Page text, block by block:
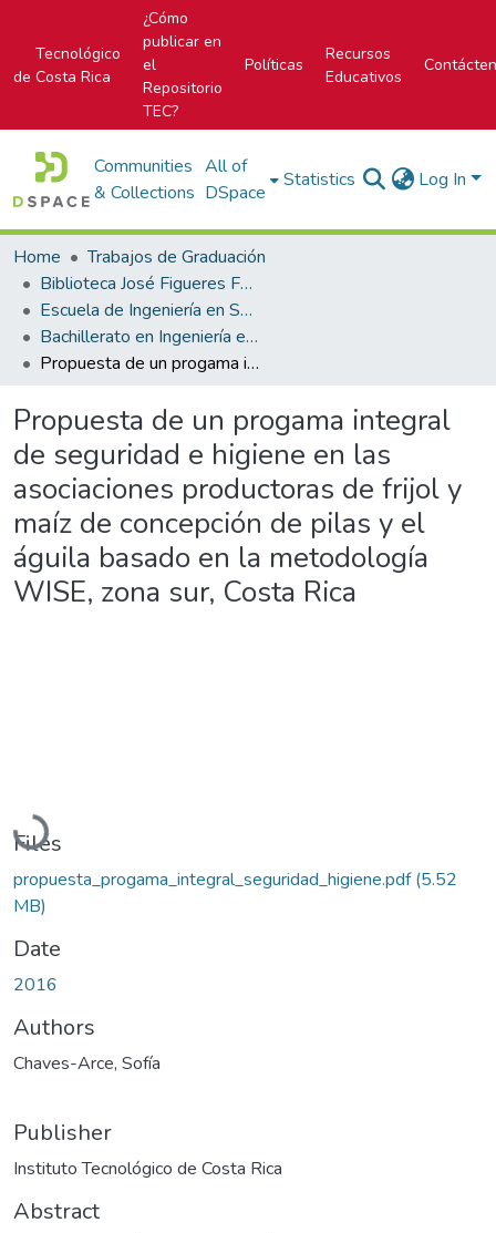
Tecnológico
de Costa Rica
¿Cómo
publicar en
el
Repositorio
TEC?
Políticas
Recursos
Educativos
Communities
& Collections
All of
DSpace
Statistics Log In
Home
Trabajos de Graduación
Biblioteca José Figueres Ferrer
Escuela de Ingeniería en Seguridad Laboral e Higiene Ambiental
Bachillerato en Ingeniería en Seguridad Laboral e Higiene Ambiental
Propuesta de un progama integral de seguridad e higiene en las asociaciones productoras de frijol y maíz de concepción de pilas y el águila basado en la metodología WISE, zona sur, Costa Rica
Propuesta de un progama integral
de seguridad e higiene en las
asociaciones productoras de frijol y
maíz de concepción de pilas y el
águila basado en la metodología
WISE, zona sur, Costa Rica
Loading...
Files
propuesta_progama_integral_seguridad_higiene.pdf(5.52
MB)
Date
2016
Authors
Chaves-Arce, Sofía
Publisher
Instituto Tecnológico de Costa Rica
Abstract